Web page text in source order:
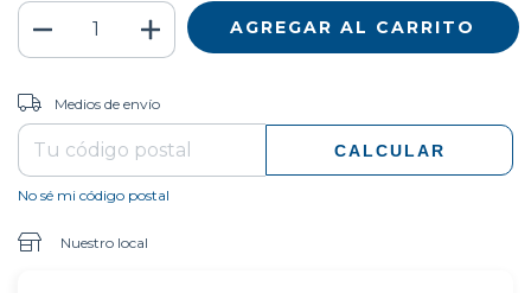
Entregas para el CP:
Medios de envío
CALCULAR
No sé mi código postal
Nuestro local